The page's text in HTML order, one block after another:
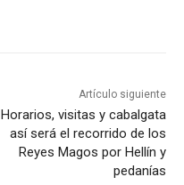
Artículo siguiente
Horarios, visitas y cabalgata
así será el recorrido de los
Reyes Magos por Hellín y
pedanías